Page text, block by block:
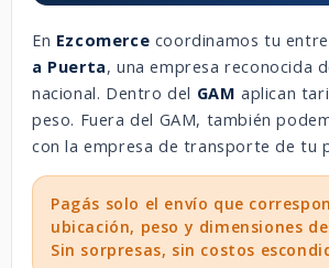
En Ezcomerce coordinamos tu
a Puerta, una empresa reconocida
nacional. Dentro del GAM aplican
peso. Fuera del GAM, también
con la empresa de transporte de tu
Pagás solo el envío que
ubicación, peso y dimensiones
Sin sorpresas, sin costos